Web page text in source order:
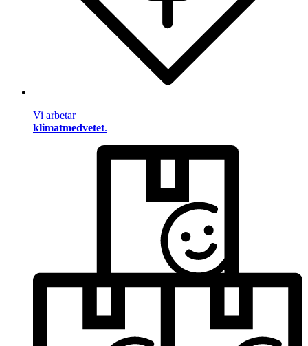
Vi arbetar
klimatmedvetet.